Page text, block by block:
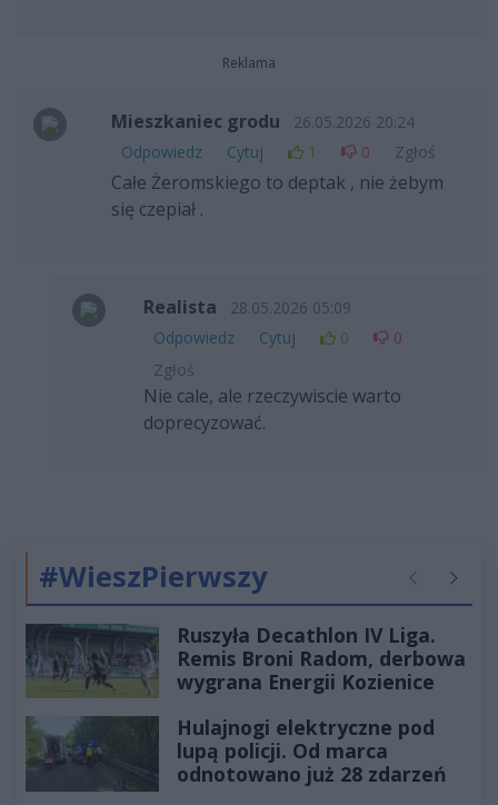
Reklama
Mieszkaniec grodu
26.05.2026 20:24
Odpowiedz
Cytuj 1 0 Zgłoś
Całe Żeromskiego to deptak , nie żebym
się czepiał .
Realista
28.05.2026 05:09
Odpowiedz
Cytuj 0
0
Zgłoś
Nie cale, ale rzeczywiscie warto
doprecyzować.
#WieszPierwszy Poprzednie
Ruszyła Decathlon IV Liga.
Remis Broni Radom, derbowa
wygrana Energii Kozienice
Hulajnogi elektryczne pod
lupą policji. Od marca
odnotowano już 28 zdarzeń